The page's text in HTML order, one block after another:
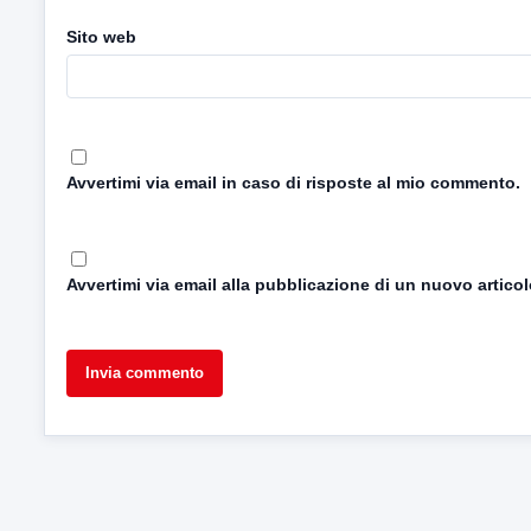
Sito web
Avvertimi via email in caso di risposte al mio commento.
Avvertimi via email alla pubblicazione di un nuovo